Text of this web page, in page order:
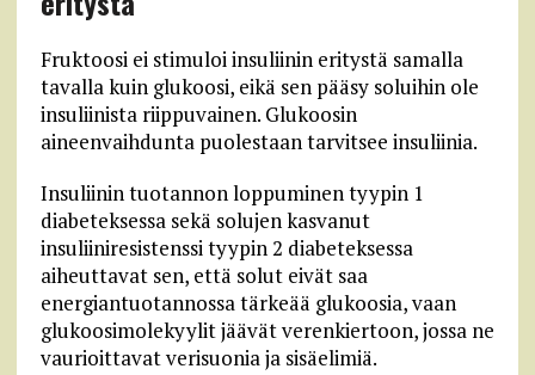
Fruktoosi ei stimuloi insuliinin eritystä samalla
tavalla kuin glukoosi, eikä sen pääsy soluihin ole
insuliinista riippuvainen. Glukoosin
aineenvaihdunta puolestaan tarvitsee insuliinia.
Insuliinin tuotannon loppuminen tyypin 1
diabeteksessa sekä solujen kasvanut
insuliiniresistenssi tyypin 2 diabeteksessa
aiheuttavat sen, että solut eivät saa
energiantuotannossa tärkeää glukoosia, vaan
glukoosimolekyylit jäävät verenkiertoon, jossa ne
vaurioittavat verisuonia ja sisäelimiä.